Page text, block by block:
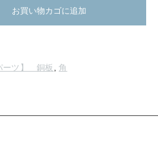
お買い物カゴに追加
ーツ】 銅板 ,角
ック
ダー
タイ金具
ックピン
】 クリップ・差込
マスク用クリップ
金具】 蝶タック